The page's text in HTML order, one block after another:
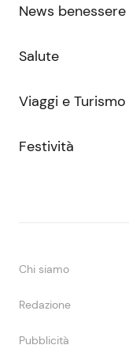
News benessere
Salute
Viaggi e Turismo
Festività
Chi siamo
Redazione
Pubblicità